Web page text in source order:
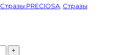
Стразы PRECIOSA Стразы